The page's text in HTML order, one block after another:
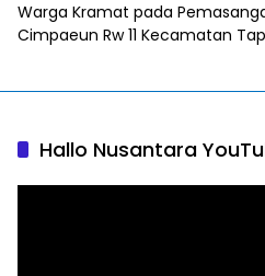
Warga Kramat pada
Cimpaeun Rw 11 Kecamatan
Hallo Nusantara